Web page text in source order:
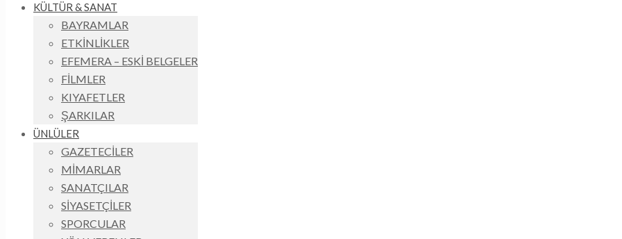
KÜLTÜR & SANAT
BAYRAMLAR
ETKİNLİKLER
EFEMERA – ESKİ BELGELER
FİLMLER
KIYAFETLER
ŞARKILAR
ÜNLÜLER
GAZETECİLER
MİMARLAR
SANATÇILAR
SİYASETÇİLER
SPORCULAR